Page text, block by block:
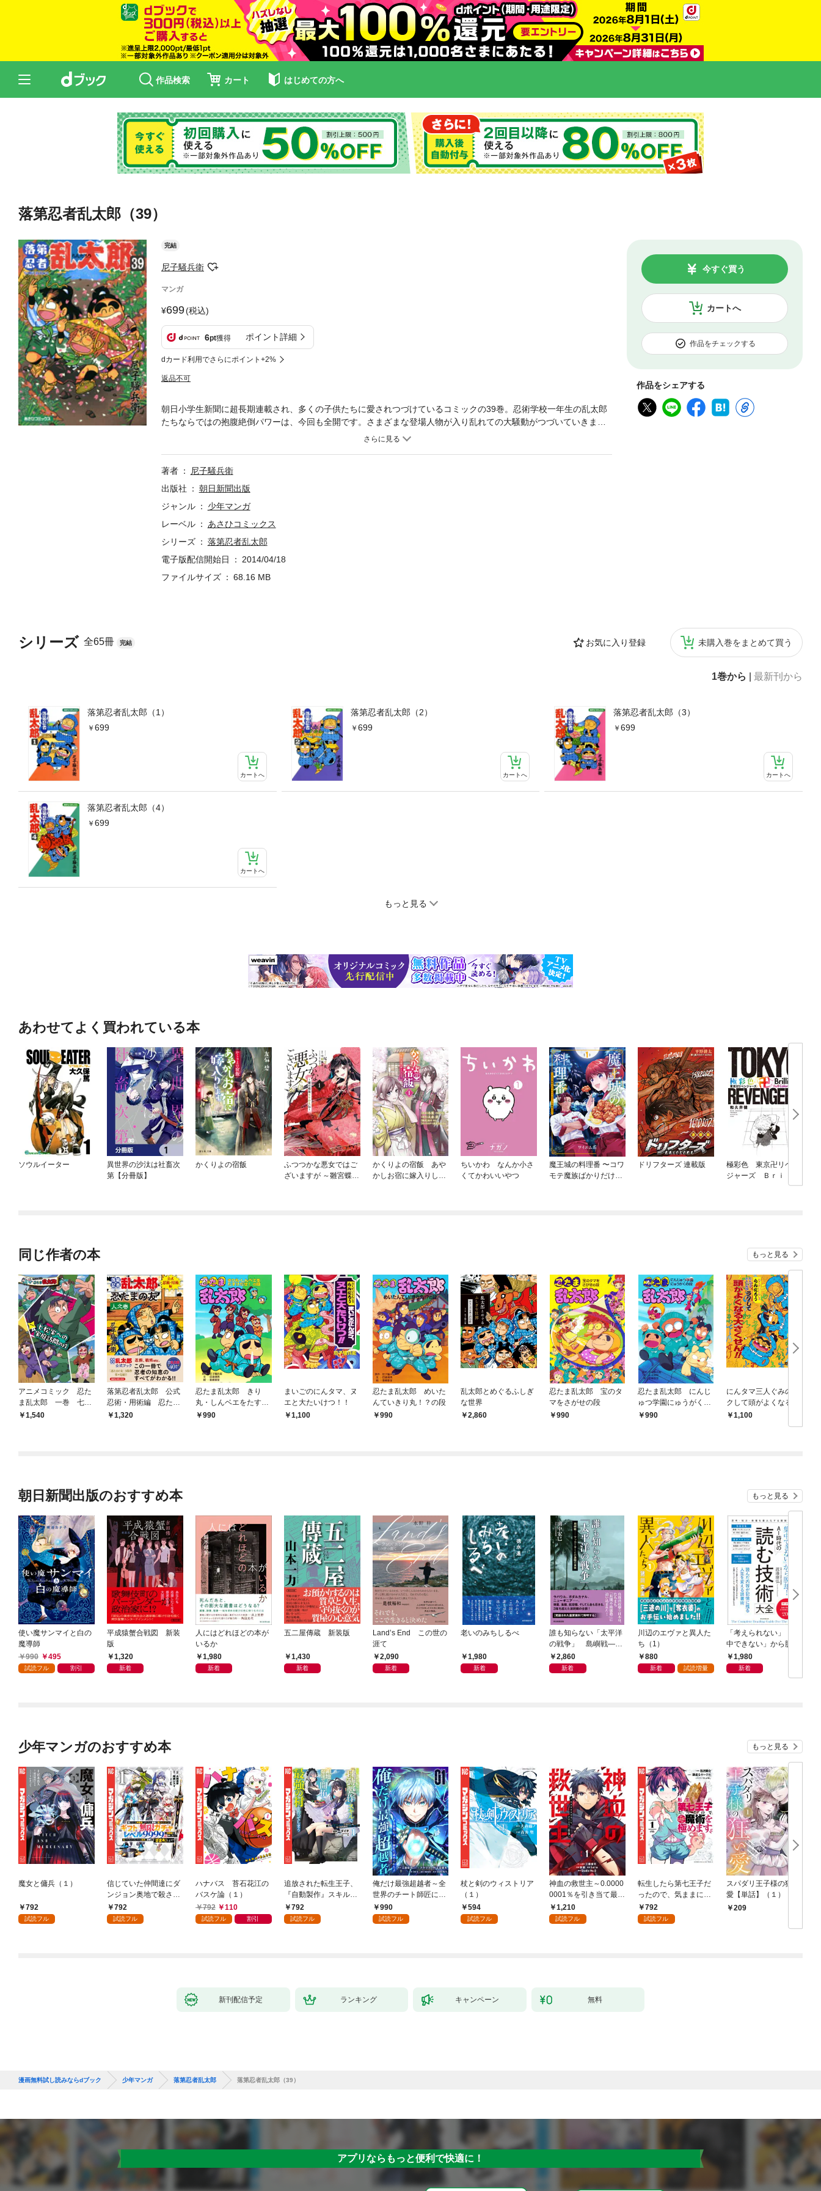
作品検索 カート はじめての方へ
落第忍者乱太郎（39）
完結
尼子騒兵衛
マンガ
699(税込)
6pt獲得 ポイント詳細
dカード利用でさらにポイント+2%
返品不可
カートへ
今すぐ買う
作品をチェックする
作品をシェアする
シリーズ 全65冊 完結 お気に入り登録 未購入巻をまとめて買う
1巻から 最新刊から
落第忍者乱太郎（1）
699
カートへ
落第忍者乱太郎（2）
699
カートへ
落第忍者乱太郎（3）
699
カートへ
落第忍者乱太郎（4）
699
カートへ
もっと見る
朝日小学生新聞に超長期連載され、多くの子供たちに愛されつづけているコミックの39巻。忍術学校一年生の乱太郎
たちならではの抱腹絶倒パワーは、今回も全開です。さまざまな登場人物が入り乱れての大騒動がつづいていきま
著者
尼子騒兵衛
出版社
朝日新聞出版
ジャンル
少年マンガ
レーベル
あさひコミックス
シリーズ
落第忍者乱太郎
電子版配信開始日
2014/04/18
ファイルサイズ
68.16 MB
あわせてよく買われている本
ソウルイーター
異世界の沙汰は社畜次
第【分冊版】
かくりよの宿飯
ふつつかな悪女ではご
ざいますが ～雛宮蝶鼠
かくりよの宿飯 あや
かしお宿に嫁入りしま
ちいかわ なんか小さ
くてかわいいやつ
魔王城の料理番 〜コワ
モテ魔族ばかりだけ
ドリフターズ 連載版
極彩色 東京卍リベン
ジャーズ Ｂｒｉｌｌ
ｉａｎｔ Ｆｕｌｌ
同じ作者の本 もっと見る
アニメコミック 忍た
ま乱太郎 一巻 七松
家への家庭訪問の段
1,540
落第忍者乱太郎 公式
忍術・用術編 忍たま
の友 人之巻
1,320
忍たま乱太郎 きり
丸・しんベエをたすけ
だせ！の段
990
まいごのにんタマ、ヌ
エと大たいけつ！！
1,100
忍たま乱太郎 めいた
んていきり丸！？の段
990
乱太郎とめぐるふしぎ
な世界
2,860
忍たま乱太郎 宝のタ
マをさがせの段
990
忍たま乱太郎 にんじ
ゅつ学園にゅうがくの
段990
にんタマ三人ぐみのラ
クして頭がよくなる大
さくせん！！
1,100
朝日新聞出版のおすすめ本 もっと見る
使い魔サンマイと白の
魔導師
990
495
試読フル 割引
平成猿蟹合戦図 新装
版
1,320
新着
人にはどれほどの本が
いるか
1,980
新着
五二屋傳蔵 新装版
1,430
新着
Land’s End この世の
涯て
2,090
新着
老いのみちしるべ
1,980
新着
誰も知らない「太平洋
の戦争」 島嶼戦――
マッカーサーとの激闘
の真実
2,860
新着
川辺のエヴァと異人た
ち（1）
880
新着 試読増量
「考えられない」「集
中できない」から脱
却！ AI時代の読む技
術大全
1,980
新着
少年マンガのおすすめ本 もっと見る
魔女と傭兵（１）
792
試読フル
信じていた仲間達にダ
ンジョン奥地で殺され
かけたがギフト『無限
ガチャ』でレベル９９
792
試読フル
ハナバス 苔石花江の
バスケ論（１）
792
110
試読フル 割引
追放された転生王子、
『自動製作』スキルで
領地を爆速で開拓し最
強の村を作ってしまう
792
試読フル
俺だけ最強超越者～全
世界のチート師匠に認
められた～【単行本】
（１）
990
試読フル
杖と剣のウィストリア
（１）
594
試読フル
神血の救世主～0.0000
0001％を引き当て最強
へ～【電子書籍特典
付】（１）
1,210
試読フル
転生したら第七王子だ
ったので、気ままに魔
術を極めます（１）
792
試読フル
スパダリ王子様の狂い
愛【単話】（１）
209
新刊配信予定 ランキング キャンペーン 無料
漫画無料試し読みならdブック 少年マンガ 落第忍者乱太郎 落第忍者乱太郎（39）
アプリならもっと便利で快適に！